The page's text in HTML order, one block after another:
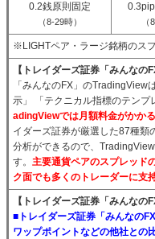
0.2銭原則固定
（8-29時） （
※LIGHTペア・ラージ銘柄のス
【トレイダーズ証券「みんなの
「みんなのFX」の
示」 「テクニカル指標のテンプ
adingViewでは月額料金がかか
イダーズ証券が厳選した87種類
分析ができるので、
す。 主要通貨ペアのスプレッド
ク面でも多くのトレーダーに支
【トレイダーズ証券「みんなの
■トレイダーズ証券「みんなの
ワップポイントなどの他社との